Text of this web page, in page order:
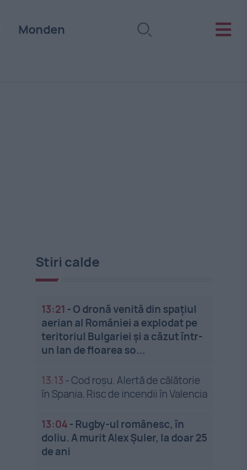
Monden
Stiri calde
13:21 -O dronă venită din spațiul
aerian al României a explodat pe
teritoriul Bulgariei și a căzut într-
un lan de floarea so...
13:13 -Cod roșu. Alertă de călătorie
în Spania. Risc de incendii în Valencia
13:04- Rugby-ul românesc, în
doliu. A murit Alex Șuler, la doar 25
de ani